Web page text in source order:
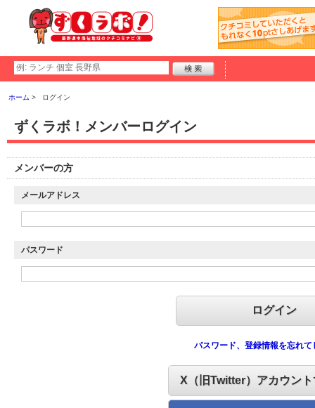
ホーム ログイン
ずくラボ！メンバーログイン
メンバーの方
メールアドレス
パスワード
パスワード、登録情報を忘れて
X（旧Twitter）アカウン